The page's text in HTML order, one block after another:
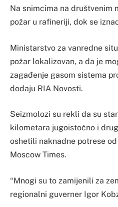
Na snimcima na društvenim
požar u rafineriji, dok se
Ministarstvo za vanredne
požar lokalizovan, a da je
zagađenje gasom sistema
dodaju RIA Novosti.
Seizmolozi su rekli da su
kilometara jugoistočno i
oshetili naknadne potrese
Moscow Times.
“Mnogi su to zamijenili za
regionalni guverner Igor